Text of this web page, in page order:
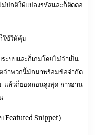
ม่ปกติให้แปลงรหัสและก็ติดต่อ
ใช้ให้คุ้ม
ะบบและก็เกมโดยไม่จำเป็น
ำพวกนี้มักมาพร้อมข้อจำกัด
แล้วก็ยอดถอนสูงสุด การอ่าน
Featured Snippet)